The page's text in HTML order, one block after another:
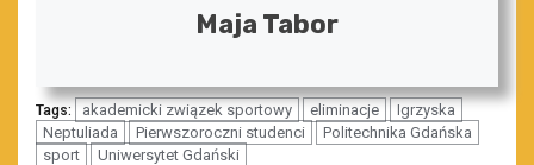
Maja Tabor
Tags: akademicki związek sportowy eliminacje
Igrzyska
Neptuliada
Pierwszoroczni studenci
Politechnika Gdańska
sport
Uniwersytet Gdański